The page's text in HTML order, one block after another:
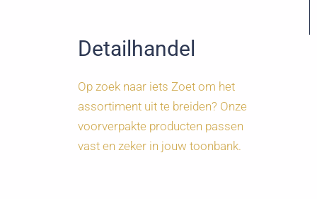
Detailhandel
Op zoek naar iets Zoet om het
assortiment uit te breiden? Onze
voorverpakte producten passen
vast en zeker in jouw toonbank.